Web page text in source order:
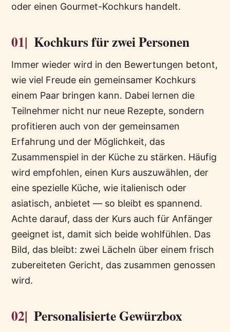
oder einen Gourmet-Kochkurs handelt.
01| Kochkurs für zwei Personen
Immer wieder wird in den Bewertungen betont,
wie viel Freude ein gemeinsamer Kochkurs
einem Paar bringen kann. Dabei lernen die
Teilnehmer nicht nur neue Rezepte, sondern
profitieren auch von der gemeinsamen
Erfahrung und der Möglichkeit, das
Zusammenspiel in der Küche zu stärken. Häufig
wird empfohlen, einen Kurs auszuwählen, der
eine spezielle Küche, wie italienisch oder
asiatisch, anbietet — so bleibt es spannend.
Achte darauf, dass der Kurs auch für Anfänger
geeignet ist, damit sich beide wohlfühlen. Das
Bild, das bleibt: zwei Lächeln über einem frisch
zubereiteten Gericht, das zusammen genossen
wird.
02| Personalisierte Gewürzbox